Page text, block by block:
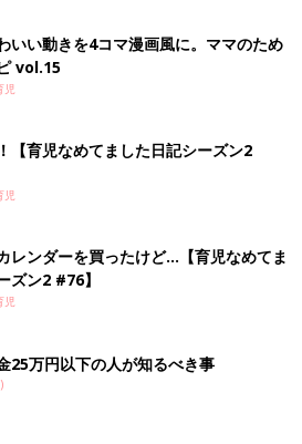
いい動きを4コマ漫画風に。ママのため
vol.15
児
【育児なめてました日記シーズン2
児
レンダーを買ったけど…【育児なめてま
ズン2 #76】
児
25万円以下の人が知るべき事